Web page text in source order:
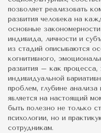
позволяет реализовать
развития человека на
основные
индивида, личности и
из стадий описываются
когнитивного,
развития – как
индивидуальной
проблем, глубине
является на настоящий
быть полезно не только
психологии, но и
сотрудникам.